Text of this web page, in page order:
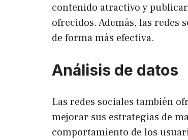
contenido atractivo y
ofrecidos. Además, las
de forma más efectiva.
Análisis de datos
Las redes sociales también
mejorar sus estrategias de
comportamiento de los